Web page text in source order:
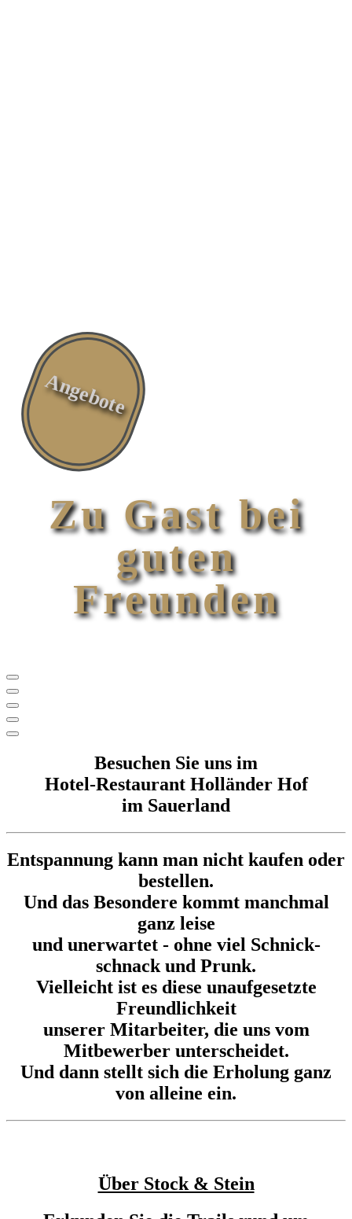
Angebote
Zu Gast bei
guten
Freunden
Besuchen Sie uns im
Hotel-Restaurant Holländer Hof
im Sauerland
Entspannung kann man nicht kaufen oder
bestellen.
Und das Besondere kommt manchmal
ganz leise
und unerwartet - ohne viel Schnick-
schnack und Prunk.
Vielleicht ist es diese unaufgesetzte
Freundlichkeit
unserer Mitarbeiter, die uns vom
Mitbewerber unterscheidet.
Und dann stellt sich die Erholung ganz
von alleine ein.
Über Stock & Stein